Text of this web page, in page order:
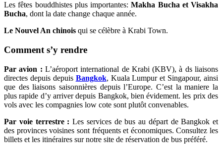
Les fêtes bouddhistes plus importantes:Makha Bucha et Visakha
Bucha, dont la date change chaque année.
Le Nouvel An chinois qui se célèbre à Krabi Town.
Comment s’y rendre
Par avion : L’aéroport international de Krabi (KBV), à ds liaisons
directes depuis depuis Bangkok, Kuala Lumpur et Singapour, ainsi
que des liaisons saisonnières depuis l’Europe. C’est la maniere la
plus rapide d’y arriver depuis Bangkok, bien évidement. les prix des
vols avec les compagnies low cote sont plutôt convenables.
Par voie terrestre : Les services de bus au départ de Bangkok et
des provinces voisines sont fréquents et économiques. Consultez les
billets et les itinéraires sur notre site de réservation de bus préféré.